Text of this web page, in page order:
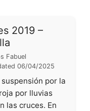
2019 –
Fabuel
06/04/2025
por la
por lluvias
las cruces. En